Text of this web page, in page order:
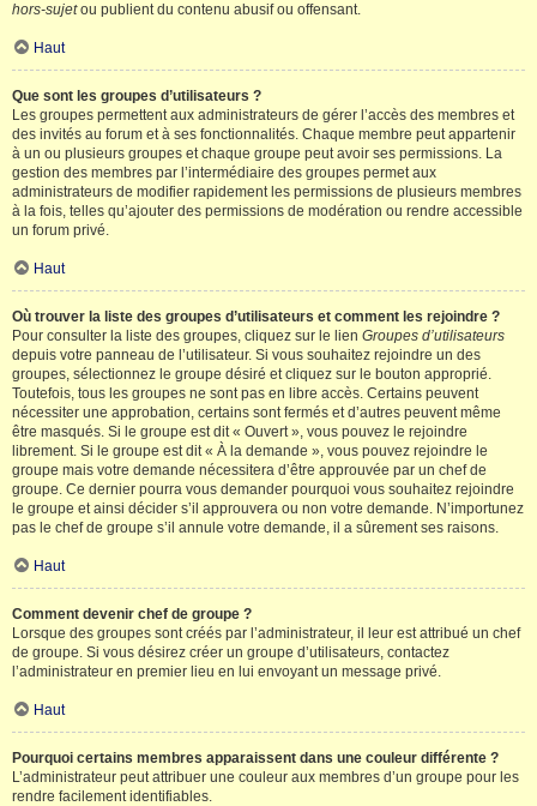
hors-sujetou publient du contenu abusif ou offensant.
Haut
Que sont les groupes d’utilisateurs ?
Les groupes permettent aux administrateurs de gérer l’accès des membres et
des invités au forum et à ses fonctionnalités. Chaque membre peut appartenir
à un ou plusieurs groupes et chaque groupe peut avoir ses permissions. La
gestion des membres par l’intermédiaire des groupes permet aux
administrateurs de modifier rapidement les permissions de plusieurs membres
à la fois, telles qu’ajouter des permissions de modération ou rendre accessible
un forum privé.
Haut
Où trouver la liste des groupes d’utilisateurs et comment les rejoindre ?
Pour consulter la liste des groupes, cliquez sur le lien Groupes d’utilisateurs
depuis votre panneau de l’utilisateur. Si vous souhaitez rejoindre un des
groupes, sélectionnez le groupe désiré et cliquez sur le bouton approprié.
Toutefois, tous les groupes ne sont pas en libre accès. Certains peuvent
nécessiter une approbation, certains sont fermés et d’autres peuvent même
être masqués. Si le groupe est dit « Ouvert », vous pouvez le rejoindre
librement. Si le groupe est dit « À la demande », vous pouvez rejoindre le
groupe mais votre demande nécessitera d’être approuvée par un chef de
groupe. Ce dernier pourra vous demander pourquoi vous souhaitez rejoindre
le groupe et ainsi décider s’il approuvera ou non votre demande. N’importunez
pas le chef de groupe s’il annule votre demande, il a sûrement ses raisons.
Haut
Comment devenir chef de groupe ?
Lorsque des groupes sont créés par l’administrateur, il leur est attribué un chef
de groupe. Si vous désirez créer un groupe d’utilisateurs, contactez
l’administrateur en premier lieu en lui envoyant un message privé.
Haut
Pourquoi certains membres apparaissent dans une couleur différente ?
L’administrateur peut attribuer une couleur aux membres d’un groupe pour les
rendre facilement identifiables.